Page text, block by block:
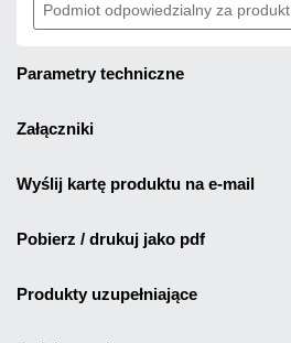
Podmiot odpowiedzialny za produkt
parametry techniczne
załączniki
wyślij kartę produktu na e-mail
pobierz / drukuj jako pdf
produkty uzupełniające